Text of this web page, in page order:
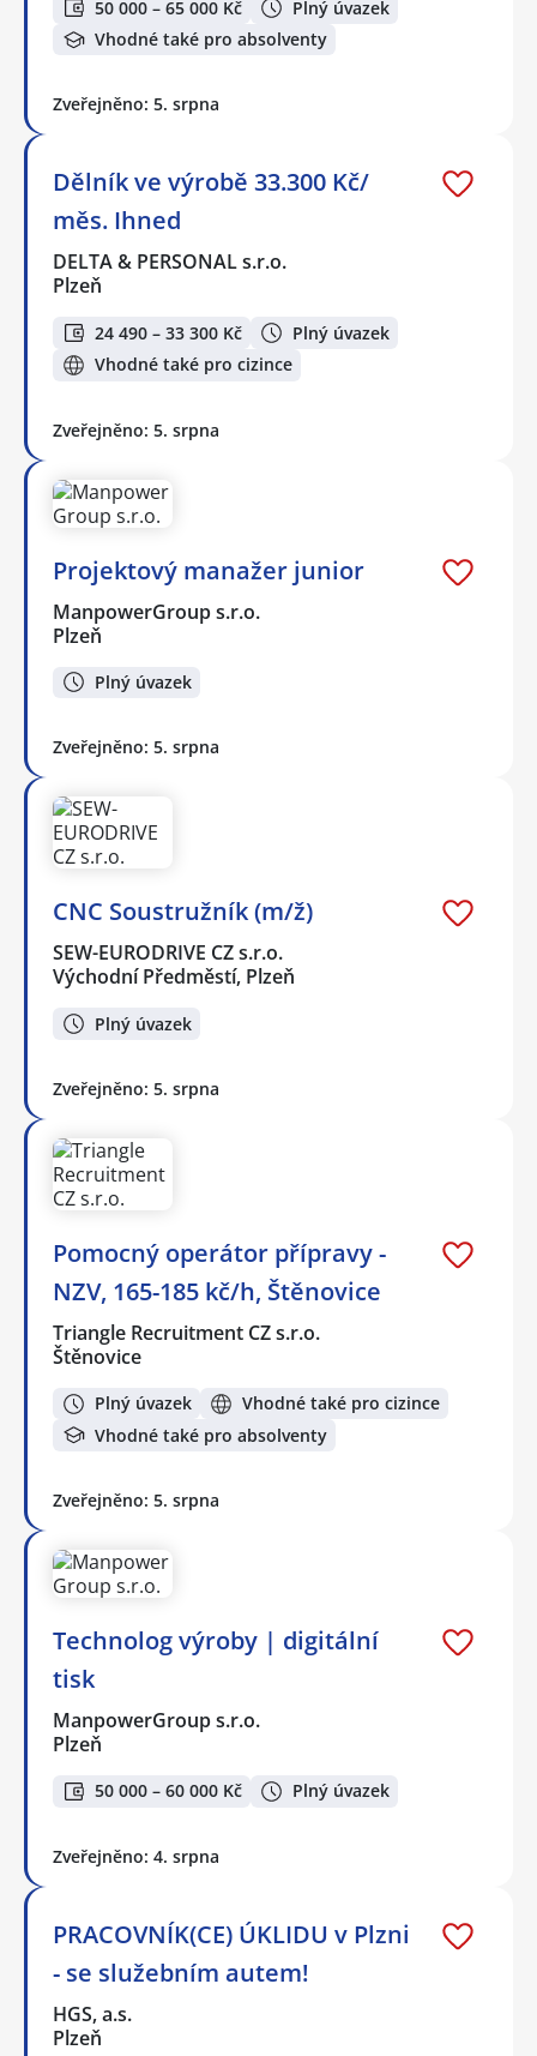
50 000 – 65 000 Kč
Plný úvazek
Vhodné také pro absolventy
Zveřejněno: 5. srpna
Dělník ve výrobě 33.300 Kč/
měs. Ihned
DELTA & PERSONAL s.r.o.
Plzeň
24 490 – 33 300 Kč
Plný úvazek
Vhodné také pro cizince
Zveřejněno: 5. srpna
Projektový manažer junior
ManpowerGroup s.r.o.
Plzeň
Plný úvazek
Zveřejněno: 5. srpna
CNC Soustružník (m/ž)
SEW-EURODRIVE CZ s.r.o.
Východní Předměstí, Plzeň
Plný úvazek
Zveřejněno: 5. srpna
Pomocný operátor přípravy -
NZV, 165-185 kč/h, Štěnovice
Triangle Recruitment CZ s.r.o.
Štěnovice
Plný úvazek
Vhodné také pro cizince
Vhodné také pro absolventy
Zveřejněno: 5. srpna
Technolog výroby | digitální
tisk
ManpowerGroup s.r.o.
Plzeň
50 000 – 60 000 Kč Plný úvazek
Zveřejněno: 4. srpna
PRACOVNÍK(CE) ÚKLIDU v Plzni
- se služebním autem!
HGS, a.s.
Plzeň